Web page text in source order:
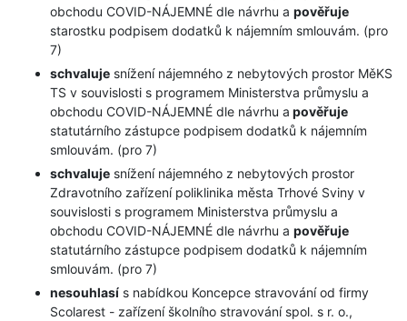
obchodu COVID-NÁJEMNÉ dle návrhu a pověřuje
starostku podpisem dodatků k nájemním smlouvám. (pro
7)
schvaluje snížení nájemného z nebytových prostor MěKS
TS v souvislosti s programem Ministerstva průmyslu a
obchodu COVID-NÁJEMNÉ dle návrhu a pověřuje
statutárního zástupce podpisem dodatků k nájemním
smlouvám. (pro 7)
schvaluje snížení nájemného z nebytových prostor
Zdravotního zařízení poliklinika města Trhové Sviny v
souvislosti s programem Ministerstva průmyslu a
obchodu COVID-NÁJEMNÉ dle návrhu a pověřuje
statutárního zástupce podpisem dodatků k nájemním
smlouvám. (pro 7)
nesouhlasí s nabídkou Koncepce stravování od firmy
Scolarest - zařízení školního stravování spol. s r. o.,